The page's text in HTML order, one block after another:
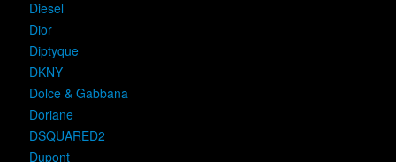
Diesel
Dior
Diptyque
DKNY
Dolce & Gabbana
Doriane
DSQUARED2
Dupont